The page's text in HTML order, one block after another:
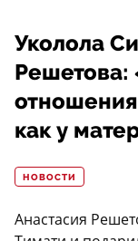
Уколола
Решетова:
как у
НОВОСТИ
Анастасия